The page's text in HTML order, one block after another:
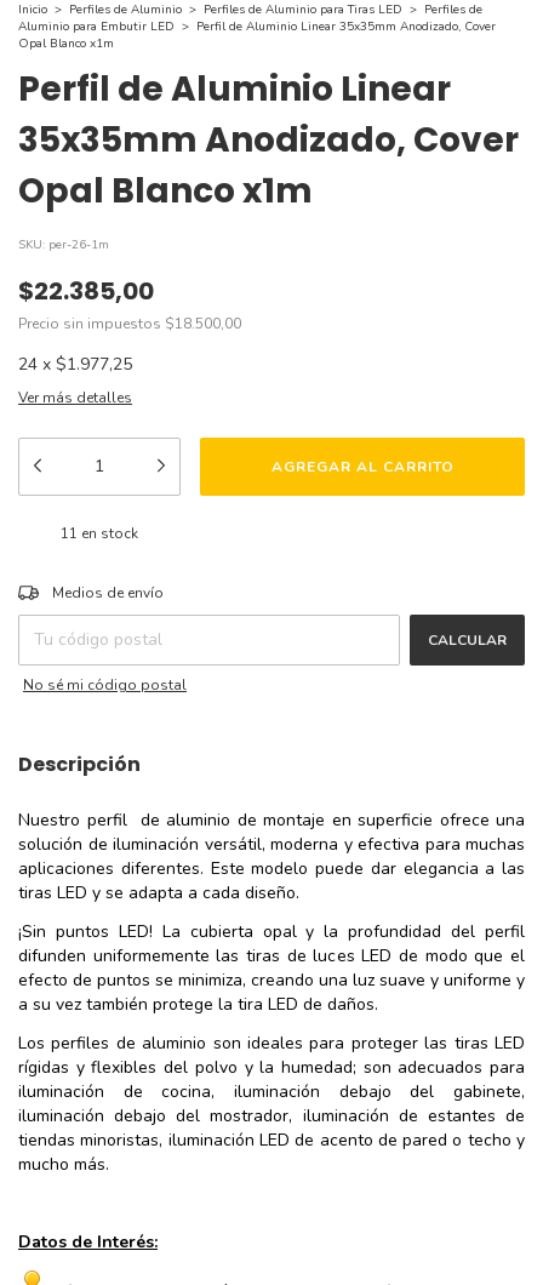
Inicio > Perfiles de Aluminio > Perfiles de Aluminio para Tiras LED > Perfiles de
Aluminio para Embutir LED > Perfil de Aluminio Linear 35x35mm Anodizado, Cover
Opal Blanco x1m
Perfil de Aluminio Linear
35x35mm Anodizado, Cover
Opal Blanco x1m
SKU: per-26-1m
$22.385,00
Precio sin impuestos $18.500,00
24 x $1.977,25
Ver más detalles
11 en stock
Entregas para el CP:
Medios de envío
CALCULAR
No sé mi código postal
Descripción
Nuestro perfil de aluminio de montaje en superficie ofrece una
solución de iluminación versátil, moderna y efectiva para muchas
aplicaciones diferentes. Este modelo puede dar elegancia a las
tiras LED y se adapta a cada diseño.
¡Sin puntos LED! La cubierta opal y la profundidad del perfil
difunden uniformemente las tiras de luces LED de modo que el
efecto de puntos se minimiza, creando una luz suave y uniforme y
a su vez también protege la tira LED de daños.
Los perfiles de aluminio son ideales para proteger las tiras LED
rígidas y flexibles del polvo y la humedad; son adecuados para
iluminación de cocina, iluminación debajo del gabinete,
iluminación debajo del mostrador, iluminación de estantes de
tiendas minoristas, iluminación LED de acento de pared o techo y
mucho más.
Datos de Interés: